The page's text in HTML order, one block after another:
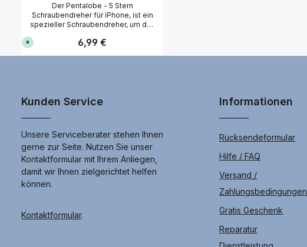
Der Pentalobe - 5 Stern
Schraubendreher für iPhone, ist ein
spezieller Schraubendreher, um das
Stern Schraubendreher ist langelebig
Vanadium-Stahl Passend für Apple
und viele weitere Hersteller.
Regulärer Preis:
S
o
f
r
f
g
a
r
,
i
e
f
e
r
i
6,99 €
Kunden Service
Unsere Serviceberater stehen Ihnen
gerne zur Seite. Nutzen Sie unser
Kontaktformular mit Ihrem Anliegen,
damit wir Ihnen zielgerichtet helfen
können.
Kontaktformular.
Informationen
Rücksendeformular
Hilfe / FAQ
Versand /
Zahlungsbedingungen
Gratis Geschenk
Reparatur